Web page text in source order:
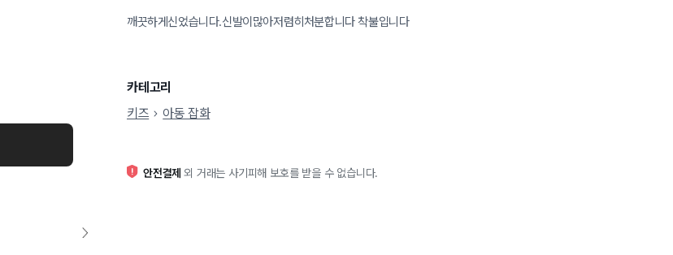
깨끗하게신었습니다.신발이많아저렴히처분합니다 착불입니다
카테고리
키즈
아동 잡화
안전결제 외 거래는 사기피해 보호를 받을 수 없습니다.